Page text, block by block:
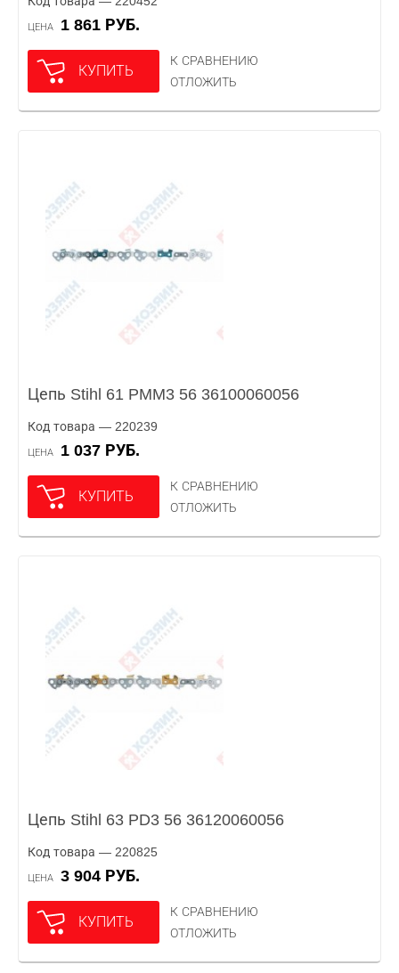
ЦЕНА 1 861 РУБ.
КУПИТЬ
К СРАВНЕНИЮ
ОТЛОЖИТЬ
Цепь Stihl 61 PMM3 56 36100060056
Код товара — 220239
ЦЕНА 1 037 РУБ.
КУПИТЬ
К СРАВНЕНИЮ
ОТЛОЖИТЬ
Цепь Stihl 63 PD3 56 36120060056
Код товара — 220825
ЦЕНА 3 904 РУБ.
КУПИТЬ
К СРАВНЕНИЮ
ОТЛОЖИТЬ